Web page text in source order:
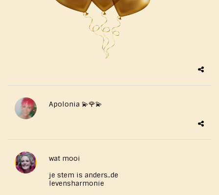
Apolonia 💫🌹💫
wat mooi
je stem is anders..de
levensharmonie